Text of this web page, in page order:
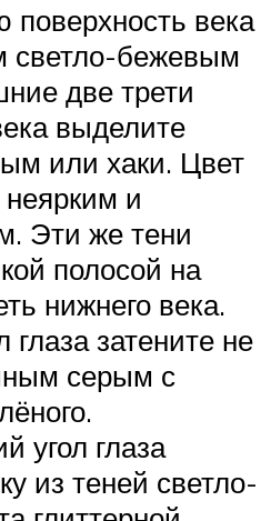
поверхность века
светло-бежевым
две трети
выделите
или хаки. Цвет
и
Эти же тени
полосой на
нижнего века.
глаза затените не
серым с
угол глаза
из теней светло-